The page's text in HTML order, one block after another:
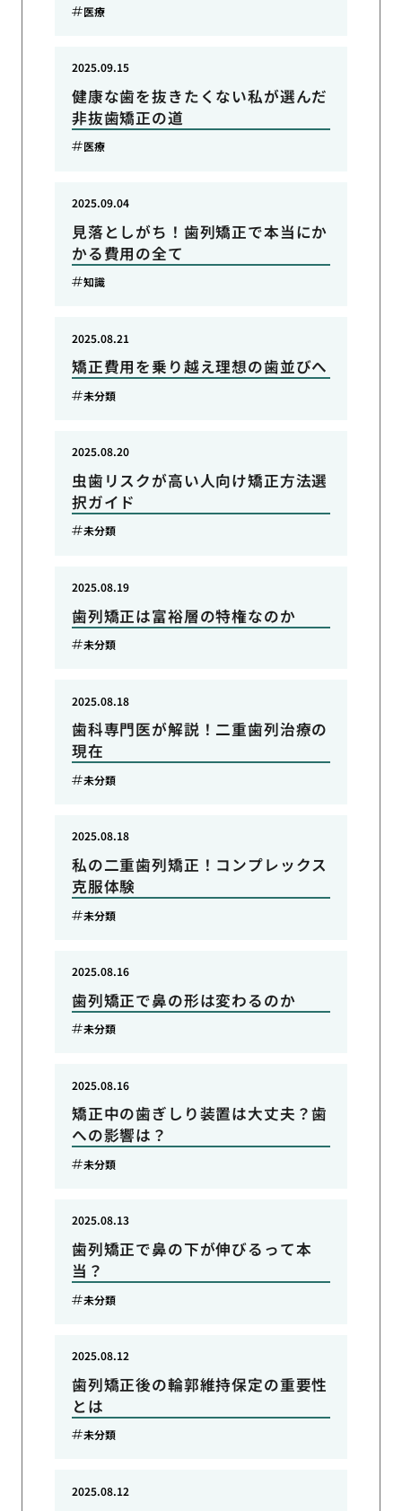
医療
健康な歯を抜きたくない私が選んだ
非抜歯矯正の道
2025.09.15
医療
見落としがち！歯列矯正で本当にか
かる費用の全て
2025.09.04
知識
矯正費用を乗り越え理想の歯並びへ
2025.08.21
未分類
虫歯リスクが高い人向け矯正方法選
択ガイド
2025.08.20
未分類
歯列矯正は富裕層の特権なのか
2025.08.19
未分類
歯科専門医が解説！二重歯列治療の
現在
2025.08.18
未分類
私の二重歯列矯正！コンプレックス
克服体験
2025.08.18
未分類
歯列矯正で鼻の形は変わるのか
2025.08.16
未分類
矯正中の歯ぎしり装置は大丈夫？歯
への影響は？
2025.08.16
未分類
歯列矯正で鼻の下が伸びるって本
当？
2025.08.13
未分類
歯列矯正後の輪郭維持保定の重要性
とは
2025.08.12
未分類
2025.08.12